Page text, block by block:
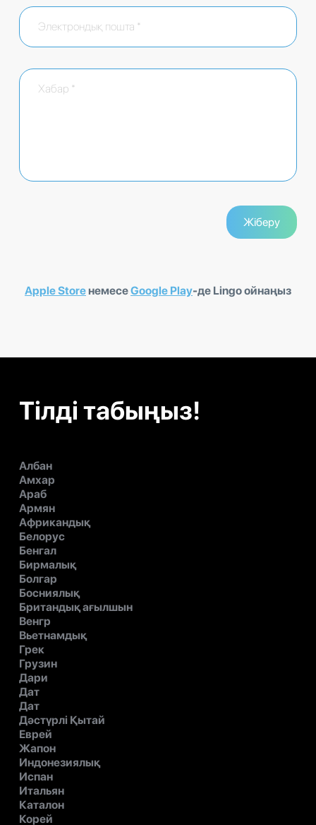
Apple StoreнемесеGoogle Play-де Lingo ойнаңыз
Тілді табыңыз!
Албан
Амхар
Араб
Армян
Африкандық
Белорус
Бенгал
Бирмалық
Болгар
Босниялық
Британдық ағылшын
Венгр
Вьетнамдық
Грек
Грузин
Дари
Дат
Дат
Дәстүрлі Қытай
Еврей
Жапон
Индонезиялық
Испан
Итальян
Каталон
Корей